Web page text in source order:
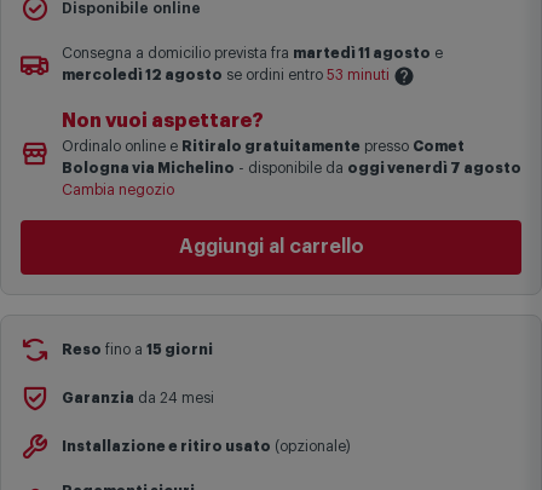
Disponibile online
Consegna a domicilio prevista fra martedì 11 agosto e
mercoledì 12 agosto se ordini entro 53 minuti
Le date previste per la consegna sono una stima approssimativa
basata sulle statistiche di consegna in possesso di Comet.
I tempi di consegna effettivi potrebbero variare in situazioni
complesse come isole e regioni montane, consegna nei periodi
festivi e ricorrenze principali o in circostanze eccezionali).
Si ricorda inoltre che i prodotti acquistati in modalità di
Non vuoi aspettare?
Ordinalo online e Ritiralo gratuitamente presso Comet
Bologna via Michelino - disponibile da oggi venerdì 7 agosto
Cambia negozio
Aggiungi al carrello
Reso fino a 15 giorni
Garanzia da 24 mesi
Installazione e ritiro usato (opzionale)